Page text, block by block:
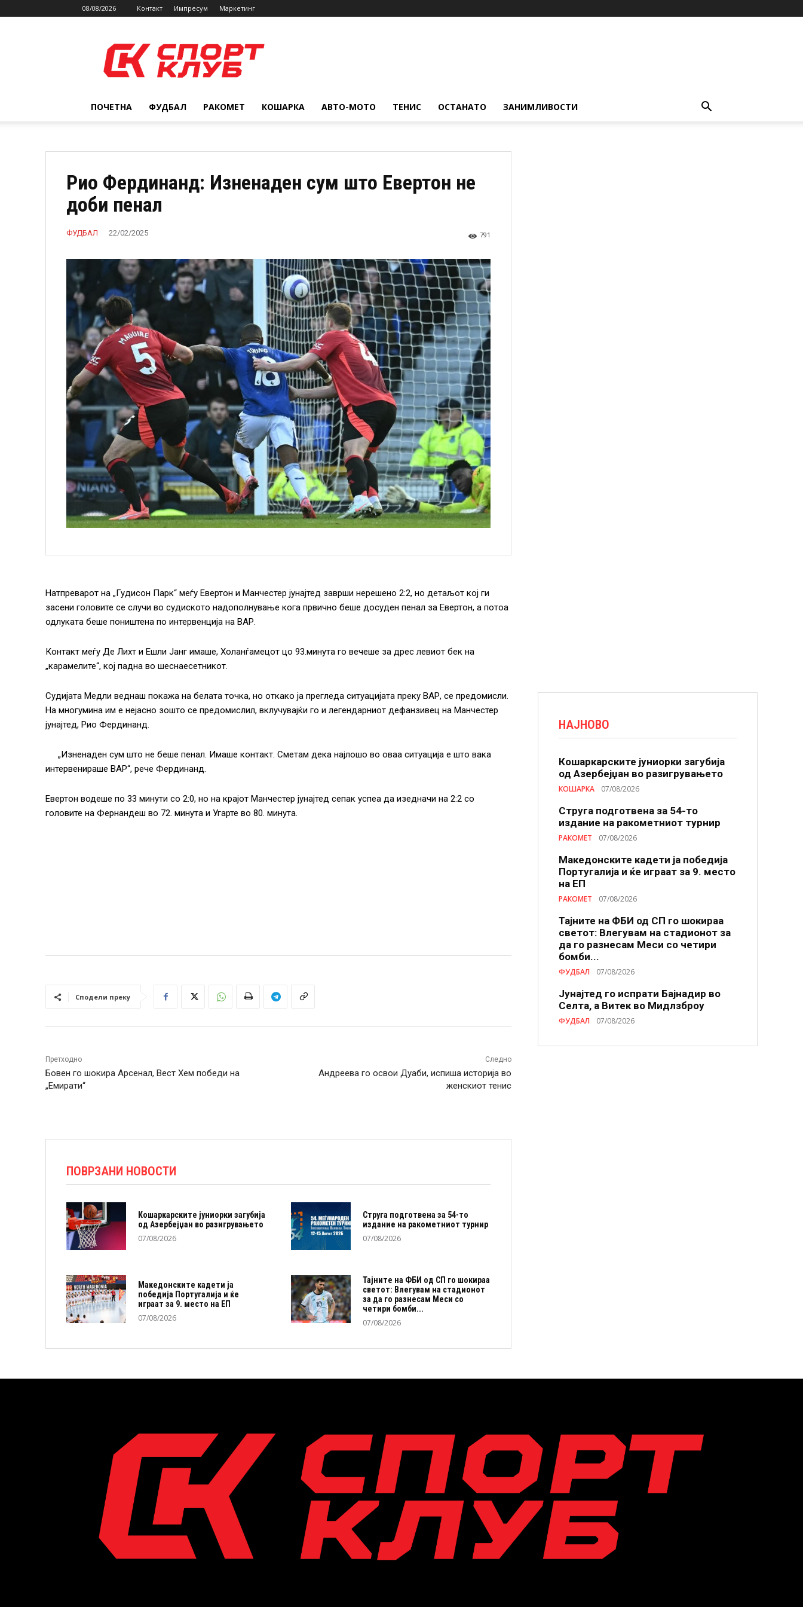
08/08/2026 Контакт Импресум Маркетинг
ПОЧЕТНА ФУДБАЛ РАКОМЕТ КОШАРКА АВТО-МОТО ТЕНИС ОСТАНАТО ЗАНИМЛИВОСТИ
Рио Фердинанд: Изненаден сум што Евертон не
доби пенал
ФУДБАЛ 22/02/2025 791
Натпреварот на „Гудисон Парк“ меѓу Евертон и Манчестер јунајтед заврши нерешено 2:2, но детаљот кој ги
засени головите се случи во судиското надополнување кога првично беше досуден пенал за Евертон, а потоа
одлуката беше поништена по интервенција на ВАР.
Контакт меѓу Де Лихт и Ешли Јанг имаше, Холанѓамецот цо 93.минута го вечеше за дрес левиот бек на
„карамелите“, кој падна во шеснаесетникот.
Судијата Медли веднаш покажа на белата точка, но откако ја прегледа ситуацијата преку ВАР, се предомисли.
На многумина им е нејасно зошто се предомислил, вклучувајќи го и легендарниот дефанзивец на Манчестер
јунајтед, Рио Фердинанд.
„Изненаден сум што не беше пенал. Имаше контакт. Сметам дека најлошо во оваа ситуација е што вака
интервенираше ВАР“, рече Фердинанд.
Евертон водеше по 33 минути со 2:0, но на крајот Манчестер јунајтед сепак успеа да изедначи на 2:2 со
головите на Фернандеш во 72. минута и Угарте во 80. минута.
Сподели преку
Претходно
Бовен го шокира Арсенал, Вест Хем победи на
„Емирати“
Следно
Андреева го освои Дуаби, испиша историја во
женскиот тенис
ПОВРЗАНИ НОВОСТИ
Кошаркарските јуниорки загубија
од Азербејџан во разигрувањето
07/08/2026
Струга подготвена за 54-то
издание на ракометниот турнир
07/08/2026
Македонските кадети ја
победија Португалија и ќе
играат за 9. место на ЕП
07/08/2026
Тајните на ФБИ од СП го шокираа
светот: Влегувам на стадионот
за да го разнесам Меси со
четири бомби...
07/08/2026
НАЈНОВО
Кошаркарските јуниорки загубија
од Азербејџан во разигрувањето
КОШАРКА 07/08/2026
Струга подготвена за 54-то
издание на ракометниот турнир
РАКОМЕТ 07/08/2026
Македонските кадети ја победија
Португалија и ќе играат за 9. место
на ЕП
РАКОМЕТ 07/08/2026
Тајните на ФБИ од СП го шокираа
светот: Влегувам на стадионот за
да го разнесам Меси со четири
бомби...
ФУДБАЛ 07/08/2026
Јунајтед го испрати Бајнадир во
Селта, а Витек во Мидлзброу
ФУДБАЛ 07/08/2026